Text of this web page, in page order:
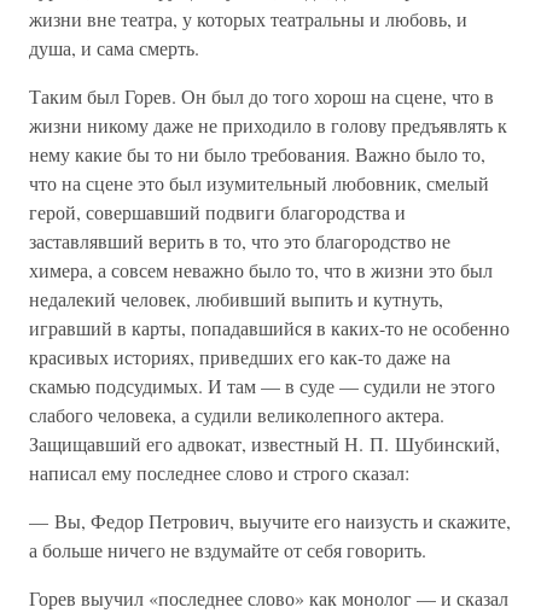
жизни вне театра, у которых театральны и любовь, и
душа, и сама смерть.
Таким был Горев. Он был до того хорош на сцене, что в
жизни никому даже не приходило в голову предъявлять к
нему какие бы то ни было требования. Важно было то,
что на сцене это был изумительный любовник, смелый
герой, совершавший подвиги благородства и
заставлявший верить в то, что это благородство не
химера, а совсем неважно было то, что в жизни это был
недалекий человек, любивший выпить и кутнуть,
игравший в карты, попадавшийся в каких-то не особенно
красивых историях, приведших его как-то даже на
скамью подсудимых. И там — в суде — судили не этого
слабого человека, а судили великолепного актера.
Защищавший его адвокат, известный Н. П. Шубинский,
написал ему последнее слово и строго сказал:
— Вы, Федор Петрович, выучите его наизусть и скажите,
а больше ничего не вздумайте от себя говорить.
Горев выучил «последнее слово» как монолог — и сказал